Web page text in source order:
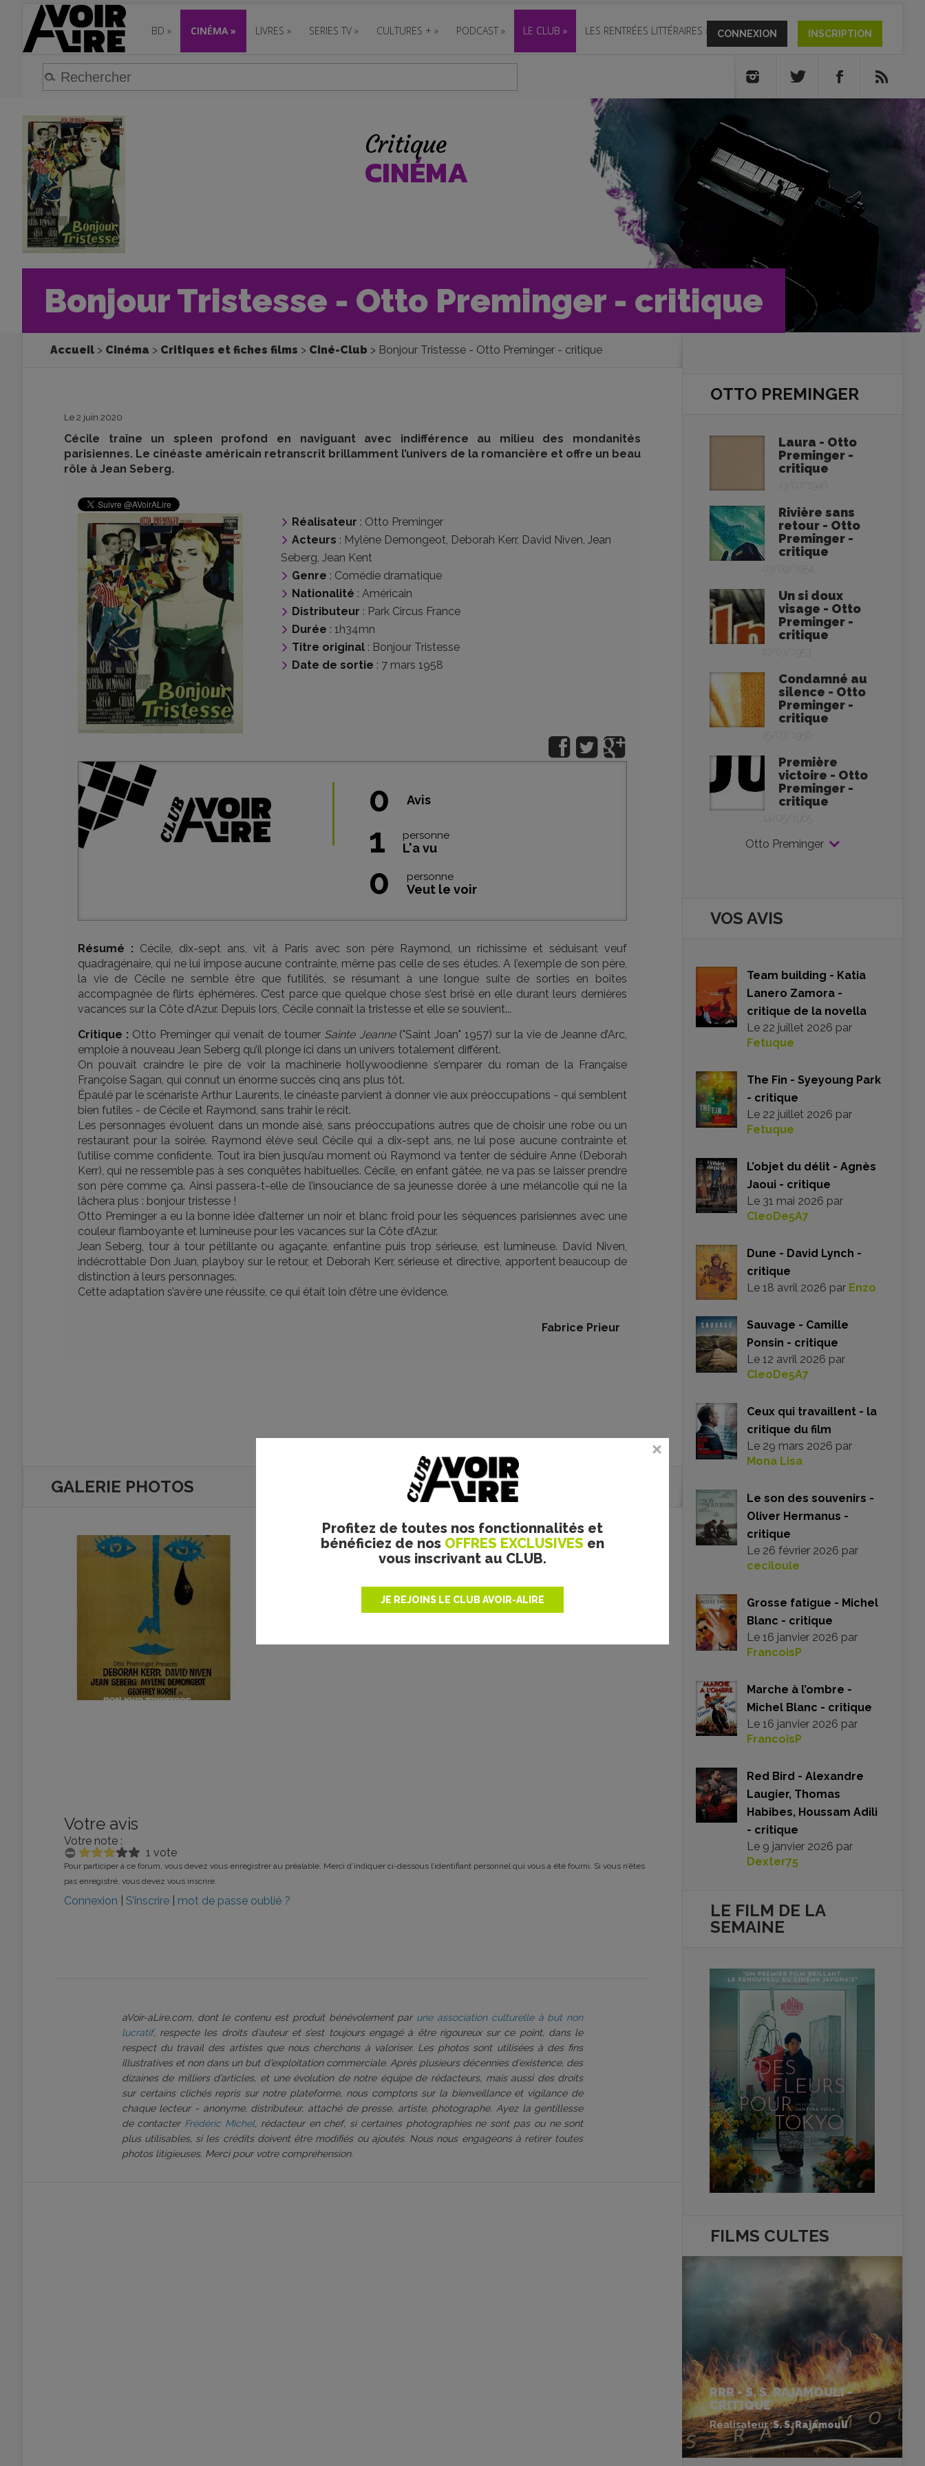
BD » CINÉMA » LIVRES » SERIES TV » CULTURES + » PODCAST » LE CLUB » LES RENTRÉES LITTÉRAIRES » CONNEXION INSCRIPTION
Profitez de toutes nos fonctionnalités et
bénéficiez de nos OFFRES EXCLUSIVES en
vous inscrivant au CLUB.
JE REJOINS LE CLUB AVOIR-ALIRE
Critique
CINÉMA
Bonjour Tristesse - Otto Preminger - critique
Accueil Cinéma Critiques et fiches films Ciné-Club Bonjour Tristesse - Otto Preminger - critique
Le 2 juin 2020
Cécile traîne un spleen profond en naviguant avec indifférence au milieu des mondanités
parisiennes. Le cinéaste américain retranscrit brillamment l’univers de la romancière et offre un beau
rôle à Jean Seberg.
Réalisateur : Otto Preminger
Acteurs : Mylène Demongeot, Deborah Kerr, David Niven, Jean
Seberg, Jean Kent
Genre : Comédie dramatique
Nationalité : Américain
Distributeur : Park Circus France
Durée : 1h34mn
Titre original : Bonjour Tristesse
Date de sortie : 7 mars 1958
0 Avis
1 personne
L'a vu
0 personne
Veut le voir
Résumé : Cécile, dix-sept ans, vit à Paris avec son père Raymond, un richissime et séduisant veuf
quadragénaire, qui ne lui impose aucune contrainte, même pas celle de ses études. A l’exemple de son père,
la vie de Cécile ne semble être que futilités, se résumant à une longue suite de sorties en boîtes
accompagnée de flirts éphémères. C’est parce que quelque chose s’est brisé en elle durant leurs dernières
vacances sur la Côte d’Azur. Depuis lors, Cécile connaît la tristesse et elle se souvient...
Critique : Otto Preminger qui venait de tourner Sainte Jeanne("Saint Joan" 1957) sur la vie de Jeanne d’Arc,
emploie à nouveau Jean Seberg qu’il plonge ici dans un univers totalement différent.
On pouvait craindre le pire de voir la machinerie hollywoodienne s’emparer du roman de la Française
Françoise Sagan, qui connut un énorme succès cinq ans plus tôt.
Épaulé par le scénariste Arthur Laurents, le cinéaste parvient à donner vie aux préoccupations - qui semblent
bien futiles - de Cécile et Raymond, sans trahir le récit.
Les personnages évoluent dans un monde aisé, sans préoccupations autres que de choisir une robe ou un
restaurant pour la soirée. Raymond élève seul Cécile qui a dix-sept ans, ne lui pose aucune contrainte et
l’utilise comme confidente. Tout ira bien jusqu’au moment où Raymond va tenter de séduire Anne (Deborah
Kerr), qui ne ressemble pas à ses conquêtes habituelles. Cécile, en enfant gâtée, ne va pas se laisser prendre
son père comme ça. Ainsi passera-t-elle de l’insouciance de sa jeunesse dorée à une mélancolie qui ne la
lâchera plus : bonjour tristesse !
Otto Preminger a eu la bonne idée d’alterner un noir et blanc froid pour les séquences parisiennes avec une
couleur flamboyante et lumineuse pour les vacances sur la Côte d’Azur.
Jean Seberg, tour à tour pétillante ou agaçante, enfantine puis trop sérieuse, est lumineuse. David Niven,
indécrottable Don Juan, playboy sur le retour, et Deborah Kerr, sérieuse et directive, apportent beaucoup de
distinction à leurs personnages.
Cette adaptation s’avère une réussite, ce qui était loin d’être une évidence.
Fabrice Prieur
GALERIE PHOTOS
Votre avis
Votre note :
1 vote
Pour participer à ce forum, vous devez vous enregistrer au préalable. Merci d’indiquer ci-dessous l’identifiant personnel qui vous a été fourni. Si vous n’êtes
pas enregistré, vous devez vous inscrire.
Connexion S’inscrire mot de passe oublié ?
aVoir-aLire.com, dont le contenu est produit bénévolement par une association culturelle à but non
lucratif, respecte les droits d’auteur et s’est toujours engagé à être rigoureux sur ce point, dans le
respect du travail des artistes que nous cherchons à valoriser. Les photos sont utilisées à des fins
illustratives et non dans un but d’exploitation commerciale. Après plusieurs décennies d’existence, des
dizaines de milliers d’articles, et une évolution de notre équipe de rédacteurs, mais aussi des droits
sur certains clichés repris sur notre plateforme, nous comptons sur la bienveillance et vigilance de
chaque lecteur - anonyme, distributeur, attaché de presse, artiste, photographe. Ayez la gentillesse
de contacter Frédéric Michel, rédacteur en chef, si certaines photographies ne sont pas ou ne sont
plus utilisables, si les crédits doivent être modifiés ou ajoutés. Nous nous engageons à retirer toutes
photos litigieuses. Merci pour votre compréhension.
OTTO PREMINGER
Laura - Otto
Preminger -
critique
13/07/1946
Rivière sans
retour - Otto
Preminger -
critique
03/09/1954
Un si doux
visage - Otto
Preminger -
critique
Condamné au
silence - Otto
Preminger -
critique
Première
victoire - Otto
Preminger -
critique
14/05/1965
Otto Preminger
VOS AVIS
Team building - Katia
Lanero Zamora -
critique de la novella
Le 22 juillet 2026 par
Fetuque
The Fin - Syeyoung Park
- critique
Le 22 juillet 2026 par
Fetuque
L’objet du délit - Agnès
Jaoui - critique
Le 31 mai 2026 par
CleoDe5A7
Dune - David Lynch -
critique
Le 18 avril 2026 par Enzo
Sauvage - Camille
Ponsin - critique
Le 12 avril 2026 par
CleoDe5A7
Ceux qui travaillent - la
critique du film
Le 29 mars 2026 par
Mona Lisa
Le son des souvenirs -
Oliver Hermanus -
critique
Le 26 février 2026 par
ceciloule
Grosse fatigue - Michel
Blanc - critique
Le 16 janvier 2026 par
FrancoisP
Marche à l’ombre -
Michel Blanc - critique
Le 16 janvier 2026 par
FrancoisP
Red Bird - Alexandre
Laugier, Thomas
Habibes, Houssam Adili
- critique
Le 9 janvier 2026 par
Dexter75
LE FILM DE LA
SEMAINE
FILMS CULTES
RRR - S. S. RAJAMOULI -
CRITIQUE
Réalisateur :S. S. Rajamouli